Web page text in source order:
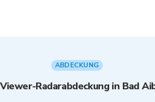
ABDECKUNG
Radarabdeckung in Bad